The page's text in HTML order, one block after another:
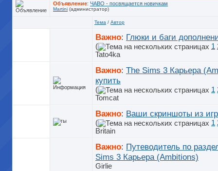
Объявление: ЧАВО - посвящается новичкам
Martini (администратор)
Тема / Автор
Важно: Глюки и баги
( 1
Tato4ka
Важно: The Sims 3 Карьера
купить
( 1
Tomcat
Важно: Ваши скриншоты из
( 1
Britain
Важно: Путеводитель по
Sims 3 Карьера (Ambitions)
Girlie